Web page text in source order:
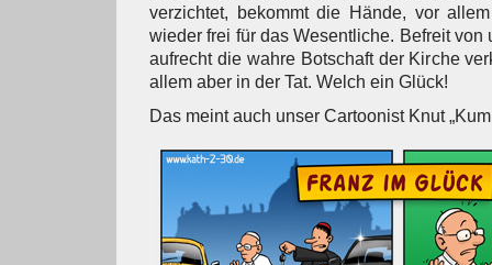
verzichtet, bekommt die Hände, vor
wieder frei für das Wesentliche. Befreit von
aufrecht die wahre Botschaft der Kirche
allem aber in der Tat. Welch ein Glück!
Das meint auch unser Cartoonist Knut